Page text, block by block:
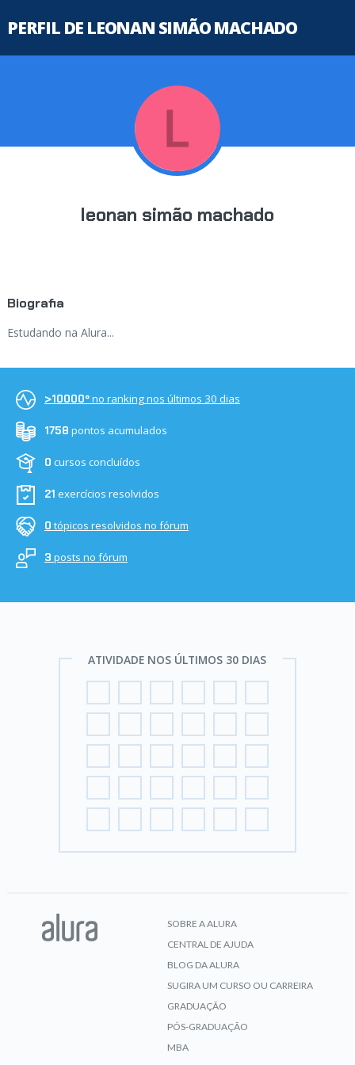
PERFIL DE LEONAN SIMÃO MACHADO
leonan simão machado
Biografia
Estudando na Alura...
>10000ºno ranking nos últimos 30 dias
1758 pontos acumulados
0 cursos concluídos
21 exercícios resolvidos
0 tópicos resolvidos no fórum
3 posts no fórum
ATIVIDADE NOS ÚLTIMOS 30 DIAS
SOBRE A ALURA
CENTRAL DE AJUDA
BLOG DA ALURA
SUGIRA UM CURSO OU CARREIRA
GRADUAÇÃO
PÓS-GRADUAÇÃO
MBA